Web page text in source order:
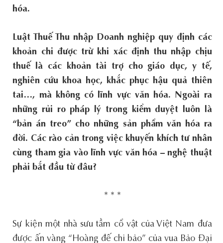
hóa.
Luật Thuế Thu nhập Doanh nghiệp quy định các
khoản chi được trừ khi xác định thu nhập chịu
thuế là các khoản tài trợ cho giáo dục, y tế,
nghiên cứu khoa học, khắc phục hậu quả thiên
tai…, mà không có lĩnh vực văn hóa. Ngoài ra
những rủi ro pháp lý trong kiểm duyệt luôn là
“bản án treo” cho những sản phẩm văn hóa ra
đời. Các rào cản trong việc khuyến khích tư nhân
cùng tham gia vào lĩnh vực văn hóa – nghệ thuật
phải bắt đầu từ đâu?
* * *
Sự kiện một nhà sưu tầm cổ vật của Việt Nam đưa
được ấn vàng “Hoàng đế chi bảo” của vua Bảo Đại